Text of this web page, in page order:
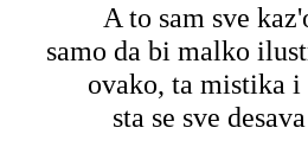
A to sam sve
samo da bi malko
ovako, ta mistika i
sta se sve desava